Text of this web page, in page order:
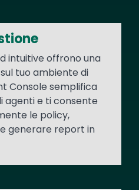
intuitive offrono una
tuo ambiente di
Console semplifica
agenti e ti consente
le policy,
generare report in